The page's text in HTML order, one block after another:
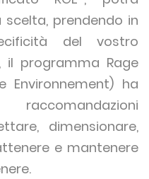
prendendo in
del vostro
il programma Rage
Environnement) ha
dimensionare,
e mantenere